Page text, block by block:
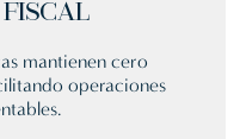
mantienen cero
operaciones